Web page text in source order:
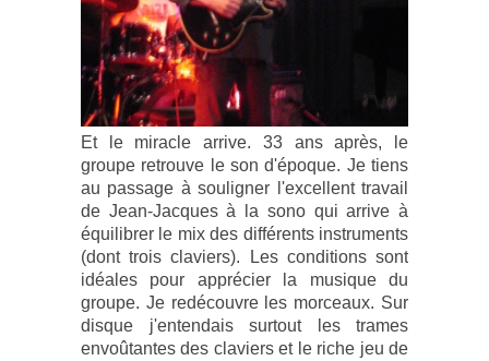
Et le miracle arrive. 33 ans après, le
groupe retrouve le son d'époque. Je tiens
au passage à souligner l'excellent travail
de Jean-Jacques à la sono qui arrive à
équilibrer le mix des différents instruments
(dont trois claviers). Les conditions sont
idéales pour apprécier la musique du
groupe. Je redécouvre les morceaux. Sur
disque j'entendais surtout les trames
envoûtantes des claviers et le riche jeu de